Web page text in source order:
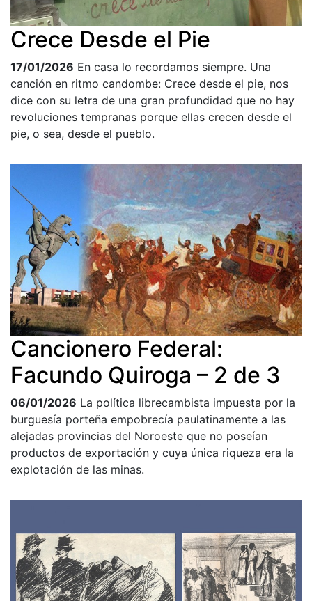
Crece Desde el Pie
17/01/2026 En casa lo recordamos siempre. Una
canción en ritmo candombe: Crece desde el pie, nos
dice con su letra de una gran profundidad que no hay
revoluciones tempranas porque ellas crecen desde el
pie, o sea, desde el pueblo.
Cancionero Federal:
Facundo Quiroga – 2 de 3
06/01/2026 La política librecambista impuesta por la
burguesía porteña empobrecía paulatinamente a las
alejadas provincias del Noroeste que no poseían
productos de exportación y cuya única riqueza era la
explotación de las minas.